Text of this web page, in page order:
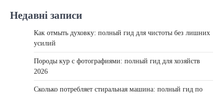
Недавні записи
Как отмыть духовку: полный гид для чистоты без лишних
усилий
Породы кур с фотографиями: полный гид для хозяйств
2026
Сколько потребляет стиральная машина: полный гид по